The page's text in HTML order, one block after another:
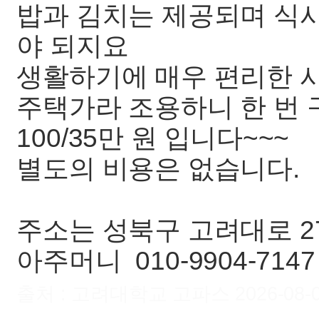
밥과 김치는 제공되며 식
야 되지요
생활하기에 매우 편리한
주택가라 조용하니 한 번
100/35만 원 입니다~~~
별도의 비용은 없습니다.
주소는 성북구 고려대로
아주머니 010-9904-